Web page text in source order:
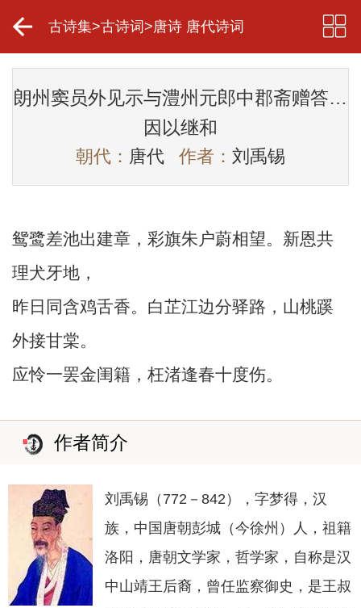
古诗集>古诗词 >唐诗 唐代诗词
朗州窦员外见示与澧州元郎中郡斋赠答…
因以继和
朝代： 唐代 作者： 刘禹锡
鸳鹭差池出建章，彩旗朱户蔚相望。新恩共
理犬牙地，
昨日同含鸡舌香。白芷江边分驿路，山桃蹊
外接甘棠。
应怜一罢金闺籍，枉渚逢春十度伤。
作者简介
刘禹锡（772－842），字梦得，汉
族，中国唐朝彭城（今徐州）人，祖籍
洛阳，唐朝文学家，哲学家，自称是汉
中山靖王后裔，曾任监察御史，是王叔